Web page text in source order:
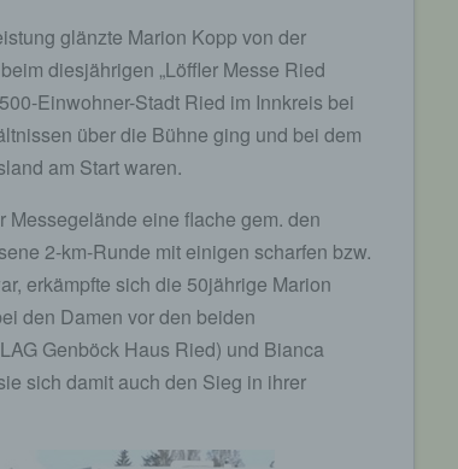
glänzte Marion Kopp von der
diesjährigen „Löffler Messe Ried
Einwohner-Stadt Ried im Innkreis bei
über die Bühne ging und bei dem
am Start waren.
Messegelände eine flache gem. den
2-km-Runde mit einigen scharfen bzw.
erkämpfte sich die 50jährige Marion
den Damen vor den beiden
Genböck Haus Ried) und Bianca
sich damit auch den Sieg in ihrer